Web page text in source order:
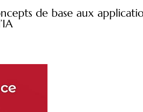
de base aux